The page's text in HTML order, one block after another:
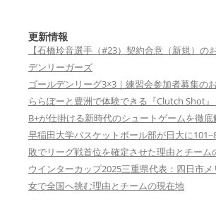
更新情報
【石橋玲音選手（#23）契約合意（新規）の
デンリーガーズ
ゴールデンリーグ3×3｜練習会参加者募集の
ららぽーと豊洲で体験できる『Clutch Shot
B+が仕掛ける新時代のシュートゲームを徹底
早稲田大学バスケットボール部が日大に
敗でリーグ戦首位を確定させた理由とチーム
ウインターカップ2025三重県代表：四日市
女で全国へ挑む理由とチームの現在地